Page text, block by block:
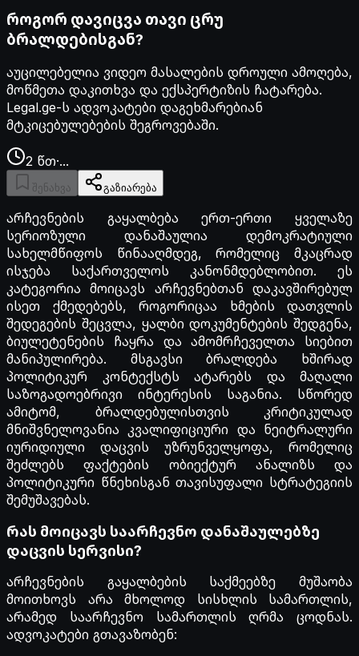
როგორ დავიცვა თავი ცრუ
ბრალდებისგან?
აუცილებელია ვიდეო მასალების დროული ამოღება,
მოწმეთა დაკითხვა და ექსპერტიზის ჩატარება.
Legal.ge-ს ადვოკატები დაგეხმარებიან
მტკიცებულებების შეგროვებაში.
2 წთ·...
შენახვა გაზიარება
არჩევნების გაყალბება ერთ-ერთი ყველაზე
სერიოზული დანაშაულია დემოკრატიული
სახელმწიფოს წინააღმდეგ, რომელიც მკაცრად
ისჯება საქართველოს კანონმდებლობით. ეს
კატეგორია მოიცავს არჩევნებთან დაკავშირებულ
ისეთ ქმედებებს, როგორიცაა ხმების დათვლის
შედეგების შეცვლა, ყალბი დოკუმენტების შედგენა,
ბიულეტენების ჩაყრა და ამომრჩეველთა სიებით
მანიპულირება. მსგავსი ბრალდება ხშირად
პოლიტიკურ კონტექსტს ატარებს და მაღალი
საზოგადოებრივი ინტერესის საგანია. სწორედ
ამიტომ, ბრალდებულისთვის კრიტიკულად
მნიშვნელოვანია კვალიფიციური და ნეიტრალური
იურიდიული დაცვის უზრუნველყოფა, რომელიც
შეძლებს ფაქტების ობიექტურ ანალიზს და
პოლიტიკური წნეხისგან თავისუფალი სტრატეგიის
შემუშავებას.
რას მოიცავს საარჩევნო დანაშაულებზე
დაცვის სერვისი?
არჩევნების გაყალბების საქმეებზე მუშაობა
მოითხოვს არა მხოლოდ სისხლის სამართლის,
არამედ საარჩევნო სამართლის ღრმა ცოდნას.
ადვოკატები გთავაზობენ: